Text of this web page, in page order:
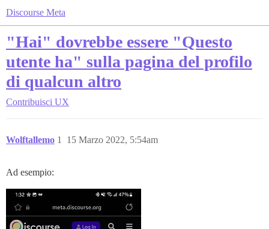
Discourse Meta
"Hai" dovrebbe essere "Questo
utente ha" sulla pagina del profilo
di qualcun altro
Contribuisci UX
Wolftallemo 15 Marzo 2022, 5:54am
1
Ad esempio: